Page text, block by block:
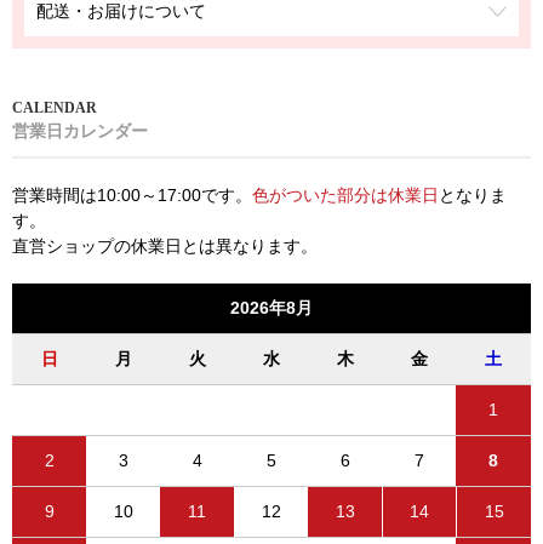
配送・お届けについて
営業日カレンダー
営業時間は10:00～17:00です。 色がついた部分は休業日 となりま
す。
直営ショップの休業日とは異なります。
2026年8月
日 月 火 水 木 金 土
1
2 3 4 5 6 7 8
9 10 11 12 13 14 15